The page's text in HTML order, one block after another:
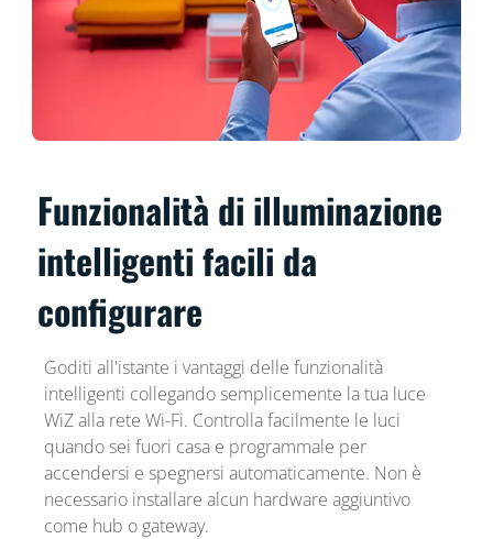
Funzionalità di illuminazione
intelligenti facili da
configurare
Goditi all'istante i vantaggi delle funzionalità
intelligenti collegando semplicemente la tua luce
WiZ alla rete Wi-Fi. Controlla facilmente le luci
quando sei fuori casa e programmale per
accendersi e spegnersi automaticamente. Non è
necessario installare alcun hardware aggiuntivo
come hub o gateway.